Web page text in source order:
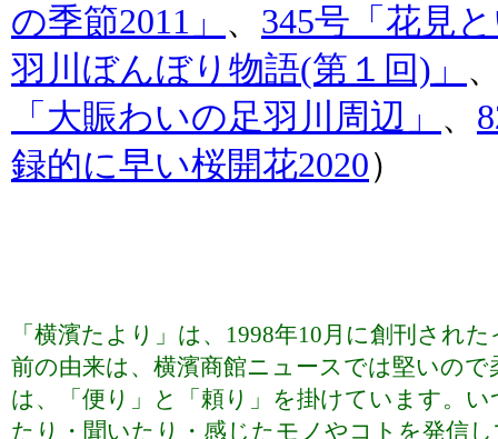
の季節2011」 、 345号「花見
羽川ぼんぼり物語(第１回)」
「大賑わいの足羽川周辺」 、
録的に早い桜開花2020）
「横濱たより」は、1998年10月に創刊され
前の由来は、横濱商館ニュースでは堅いの
は、「便り」と「頼り」を掛けています。
たり・聞いたり・感じたモノやコトを発信